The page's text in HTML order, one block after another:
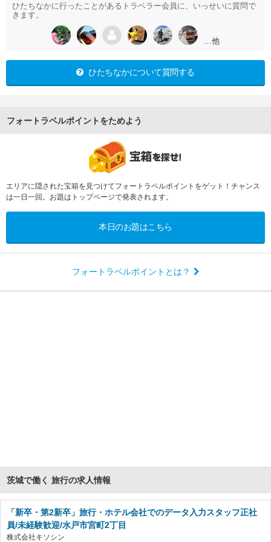
ひたちなかに行ったことがあるトラベラー会員に、いっせいに質問で
きます。
…他
ひたちなかについて質問する
フォートラベルポイントをためよう
エリアに隠された宝箱を見つけてフォートラベルポイントをゲット！チャンス
は一日一回。お題はトップページで発表されます。
本日のお題はこちら
フォートラベルポイントとは？
茨城で働く 旅行の求人情報
「新卒・第2新卒」旅行・ホテル会社でのデータ入力スタッフ正社
員/未経験歓迎/水戸市宮町2丁目
株式会社キソシン